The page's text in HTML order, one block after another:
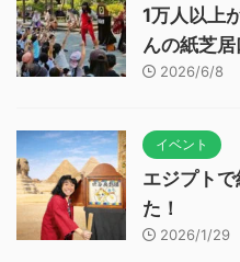
1万人以上
んの紙芝居
2026/6/8
イベント
エジプト
た！
2026/1/29